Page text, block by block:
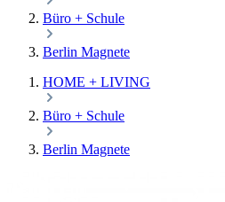
Büro + Schule
Berlin Magnete
HOME + LIVING
Büro + Schule
Berlin Magnete